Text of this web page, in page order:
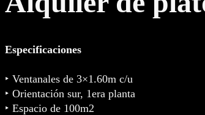
Especificaciones
‣ Ventanales de 3×1.60m c/u
‣ Orientación sur, 1era planta
‣ Espacio de 100m2